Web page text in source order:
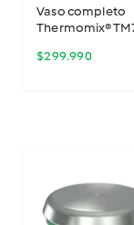
Vaso completo
Thermomix®
$299.990